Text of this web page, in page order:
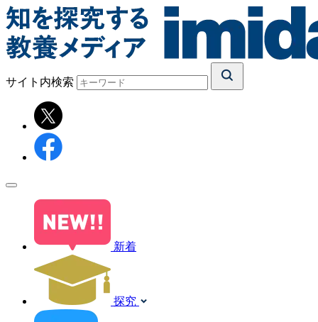
サイト内検索
新着
探究